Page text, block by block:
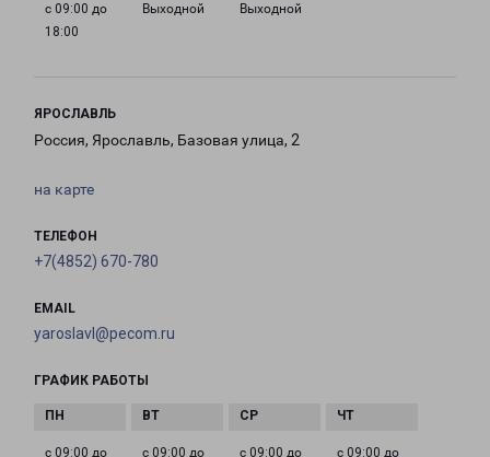
с 09:00 до
18:00
Выходной Выходной
ЯРОСЛАВЛЬ
Россия, Ярославль, Базовая улица, 2
на карте
ТЕЛЕФОН
+7(4852) 670-780
EMAIL
yaroslavl@pecom.ru
ГРАФИК РАБОТЫ
с 09:00 до
с 09:00 до
с 09:00 до
с 09:00 до